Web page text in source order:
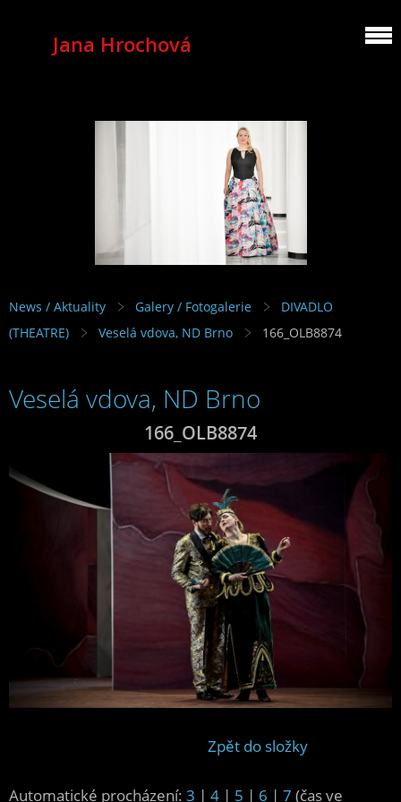
Jana Hrochová
MEZZOSOPRANO
News / Aktuality Galery / Fotogalerie
DIVADLO
(THEATRE)
Veselá vdova, ND Brno 166_OLB8874
Veselá vdova, ND Brno
166_OLB8874
Zpět do složky
Automatické procházení: 3 | 4 | 5 | 6 | 7 (čas ve